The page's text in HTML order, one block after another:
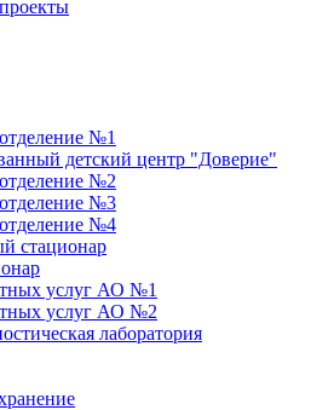
№1
детский центр "Доверие"
№2
№3
№4
стационар
услуг АО №1
услуг АО №2
лаборатория